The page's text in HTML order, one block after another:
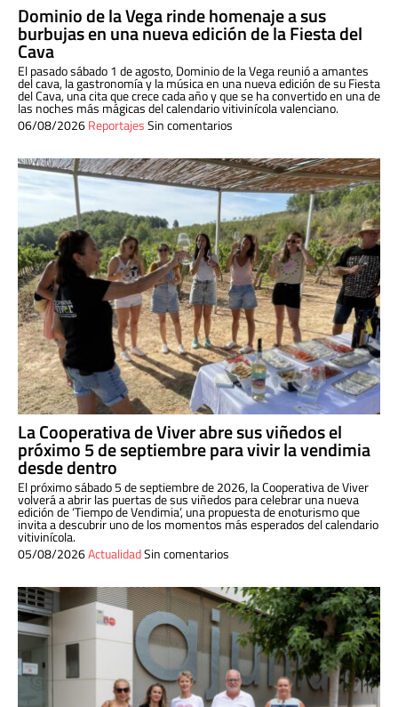
Dominio de la Vega rinde homenaje a sus
burbujas en una nueva edición de la Fiesta del
Cava
El pasado sábado 1 de agosto, Dominio de la Vega reunió a amantes
del cava, la gastronomía y la música en una nueva edición de su Fiesta
del Cava, una cita que crece cada año y que se ha convertido en una de
las noches más mágicas del calendario vitivinícola valenciano.
06/08/2026ReportajesSin comentarios
La Cooperativa de Viver abre sus viñedos el
próximo 5 de septiembre para vivir la vendimia
desde dentro
El próximo sábado 5 de septiembre de 2026, la Cooperativa de Viver
volverá a abrir las puertas de sus viñedos para celebrar una nueva
edición de ‘Tiempo de Vendimia’, una propuesta de enoturismo que
invita a descubrir uno de los momentos más esperados del calendario
vitivinícola.
05/08/2026ActualidadSin comentarios